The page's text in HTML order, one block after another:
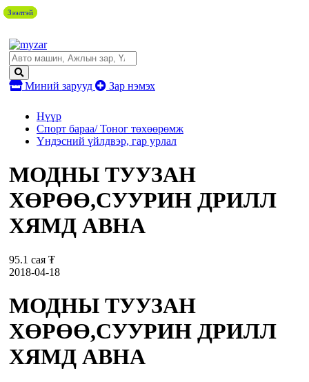
Миний зарууд Зар нэмэх
Нүүр
Спорт бараа/ Тоног төхөөрөмж
Үндэсний үйлдвэр, гар урлал
МОДНЫ ТУУЗАН
ХӨРӨӨ,СУУРИН ДРИЛЛ
ХЯМД АВНА
95.1 сая ₮
2018-04-18
МОДНЫ ТУУЗАН
ХӨРӨӨ,СУУРИН ДРИЛЛ
ХЯМД АВНА
Зээлтэй
Зээлтэй
Зээлтэй